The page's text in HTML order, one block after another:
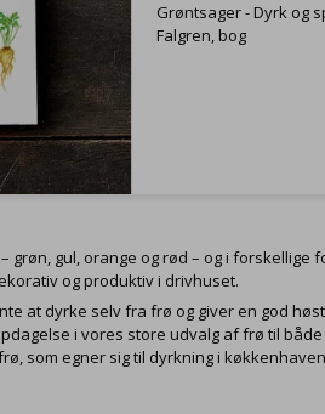
Grøntsager - Dyrk og
Falgren, bog
grøn, gul, orange og rød – og i
og produktiv i drivhuset.
at dyrke selv fra frø og giver en god
i vores store udvalg af frø til
, som egner sig til dyrkning i